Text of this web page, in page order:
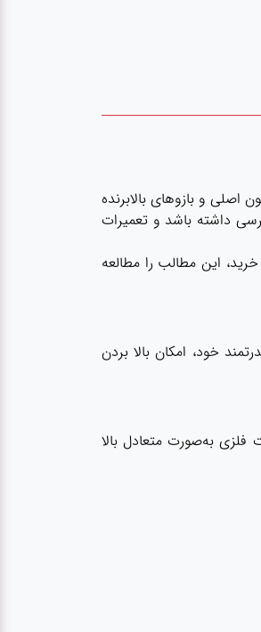
اصلی و بازوهای بالابرنده
داشته باشد و تعمیرات
این مطالب را مطالعه
خود، امکان بالا بردن
فلزی به‌صورت متعادل بالا